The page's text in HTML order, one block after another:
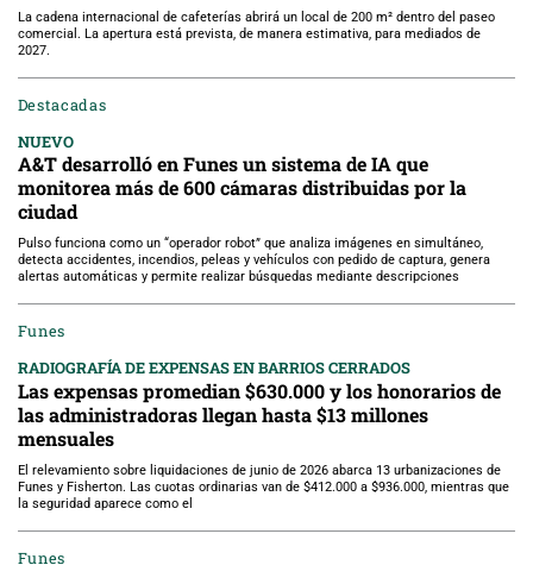
La cadena internacional de cafeterías abrirá un local de 200 m² dentro del paseo
comercial. La apertura está prevista, de manera estimativa, para mediados de
2027.
Destacadas
NUEVO
A&T desarrolló en Funes un sistema de IA que
monitorea más de 600 cámaras distribuidas por la
ciudad
Pulso funciona como un “operador robot” que analiza imágenes en simultáneo,
detecta accidentes, incendios, peleas y vehículos con pedido de captura, genera
alertas automáticas y permite realizar búsquedas mediante descripciones
Funes
RADIOGRAFÍA DE EXPENSAS EN BARRIOS CERRADOS
Las expensas promedian $630.000 y los honorarios de
las administradoras llegan hasta $13 millones
mensuales
El relevamiento sobre liquidaciones de junio de 2026 abarca 13 urbanizaciones de
Funes y Fisherton. Las cuotas ordinarias van de $412.000 a $936.000, mientras que
la seguridad aparece como el
Funes